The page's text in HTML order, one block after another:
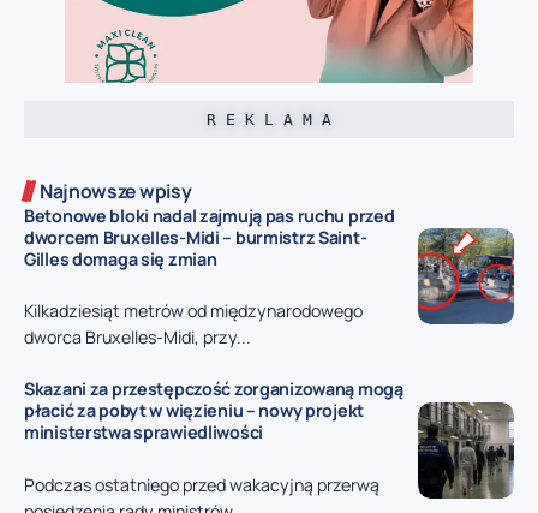
R E K L A M A
Najnowsze wpisy
Betonowe bloki nadal zajmują pas ruchu przed
dworcem Bruxelles-Midi – burmistrz Saint-
Gilles domaga się zmian
Kilkadziesiąt metrów od międzynarodowego
dworca Bruxelles-Midi, przy...
Skazani za przestępczość zorganizowaną mogą
płacić za pobyt w więzieniu – nowy projekt
ministerstwa sprawiedliwości
Podczas ostatniego przed wakacyjną przerwą